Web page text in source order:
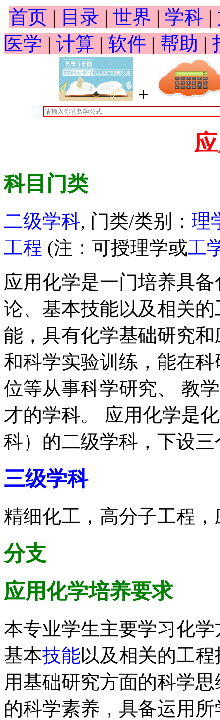
首页 | 目录 | 世界 | 学科 |
医学 | 计算 | 软件 | 帮助 |
+
科目门类
二级学科, 门类/类别： 理
工程 (注：可授理学或工
应用化学是一门培养具
论、基本技能以及相关
能，具有化学基础研究
和科学实验训练，能在
位等从事科学研究、 教
才的学科。 应用化学是
科）的二级学科，下设
三级学科
精细化工，高分子工程，
分支
应用化学培养要求
本专业学生主要学习化
基本技能以及相关的工
用基础研究方面的科学
的科学素养，具备运用